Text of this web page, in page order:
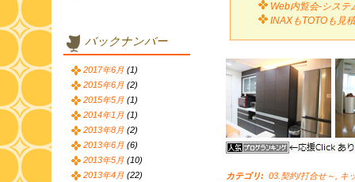
Web内覧会-システ
INAXもTOTOも見
カテゴリ: 03.契約/打合せ～ キ
バックナンバー
2017年6月 (1)
2015年6月 (2)
2015年5月 (1)
2014年1月 (1)
2013年8月 (2)
2013年6月 (6)
2013年5月 (10)
2013年4月 (22)